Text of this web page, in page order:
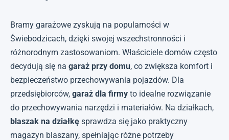
Bramy garażowe zyskują na popularności w
Świebodzicach, dzięki swojej wszechstronności i
różnorodnym zastosowaniom. Właściciele domów często
decydują się na garaż przy domu, co zwiększa komfort i
bezpieczeństwo przechowywania pojazdów. Dla
przedsiębiorców, garaż dla firmy to idealne rozwiązanie
do przechowywania narzędzi i materiałów. Na działkach,
blaszak na działkę sprawdza się jako praktyczny
magazyn blaszany, spełniając różne potrzeby